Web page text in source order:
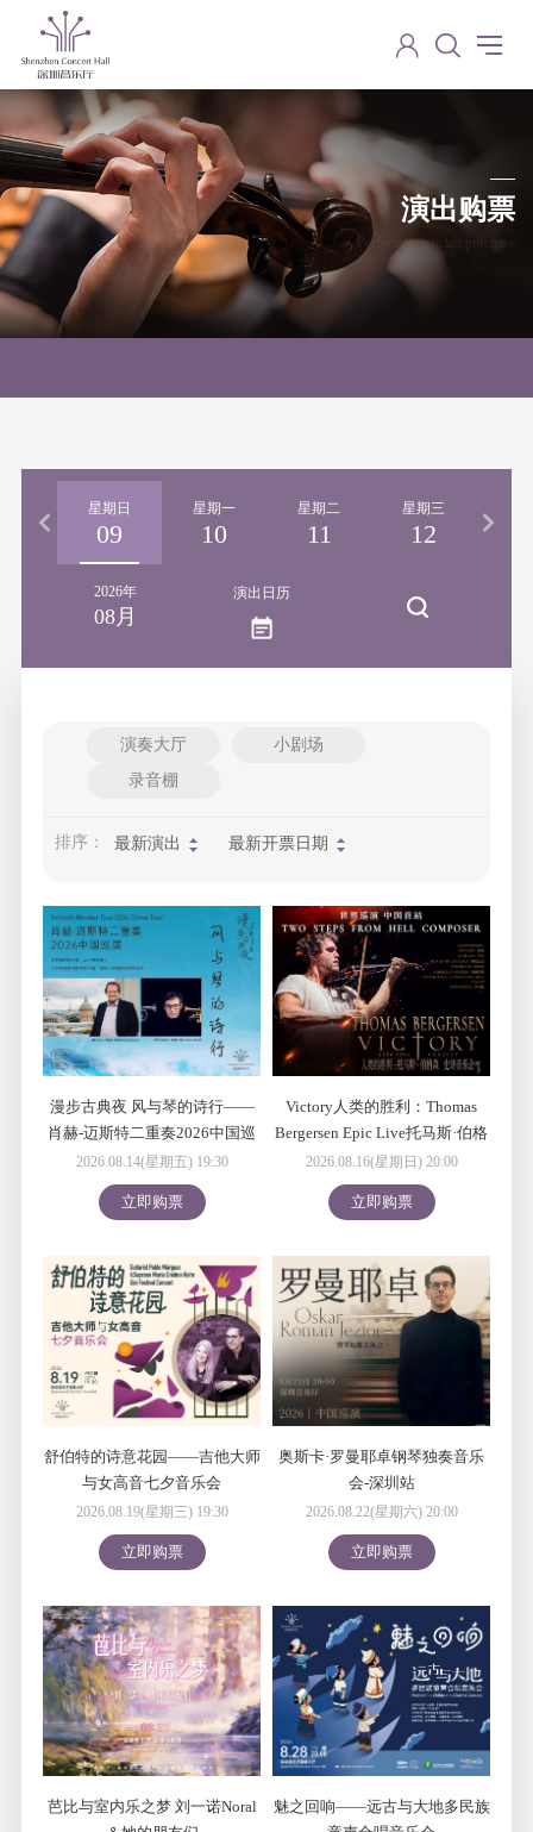
演出购票
Performance ticket purchase
星期日
09
星期一
10
星期二
11
星期三
12
2026年
08月
演出日历
演奏大厅
小剧场
录音棚
排序： 最新演出 最新开票日期
漫步古典夜 风与琴的诗行——
肖赫-迈斯特二重奏2026中国巡
演
2026.08.14(星期五) 19:30
立即购票
Victory人类的胜利：Thomas
Bergersen Epic Live托马斯·伯格
森史诗音乐会深圳特别场
2026.08.16(星期日) 20:00
立即购票
舒伯特的诗意花园——吉他大师
与女高音七夕音乐会
2026.08.19(星期三) 19:30
立即购票
奥斯卡·罗曼耶卓钢琴独奏音乐
会-深圳站
2026.08.22(星期六) 20:00
立即购票
芭比与室内乐之梦 刘一诺Noral
魅之回响——远古与大地多民族